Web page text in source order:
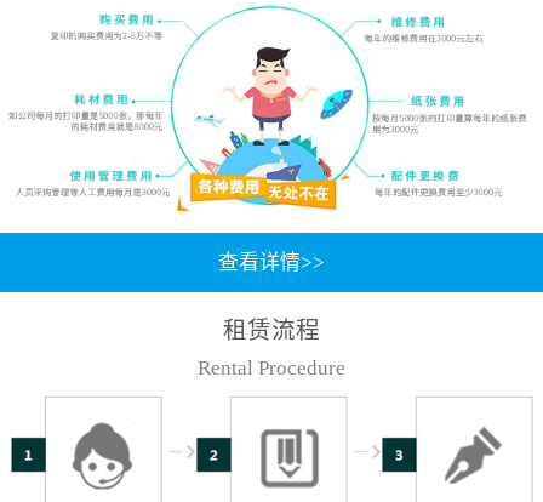
查看详情>>
租赁流程
Rental Procedure